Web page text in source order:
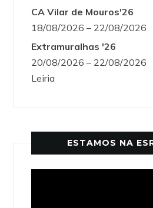
CA Vilar de Mouros'26
18/08/2026 – 22/08/2026
Extramuralhas '26
20/08/2026 – 22/08/2026
Leiria
ESTAMOS NA